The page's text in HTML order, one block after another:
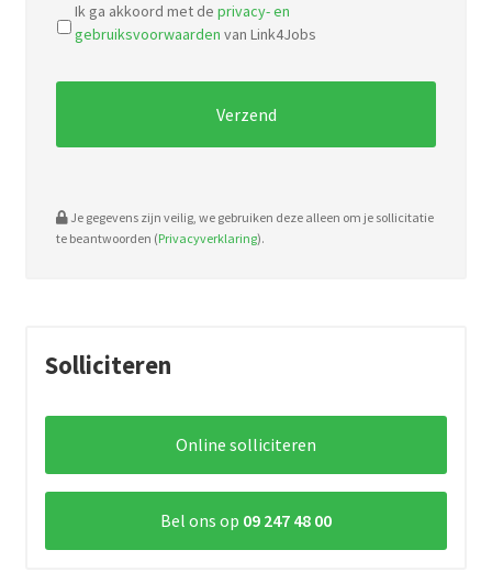
types:
pdf,
doc.
Ik ga akkoord met de privacy- en
gebruiksvoorwaarden van Link4Jobs
Je gegevens zijn veilig, we gebruiken deze alleen om je sollicitatie
te beantwoorden (Privacyverklaring).
Solliciteren
Online solliciteren
Bel ons op 09 247 48 00